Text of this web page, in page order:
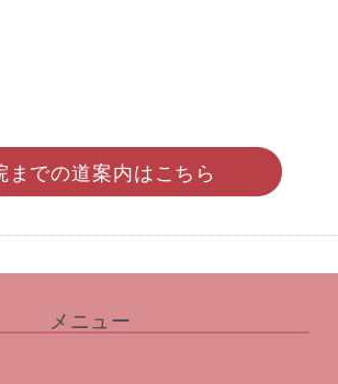
までの道案内はこちら
メニュー